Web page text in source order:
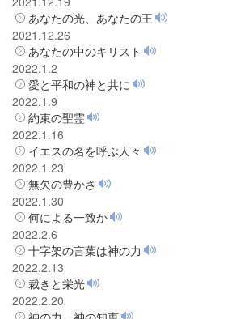
あなたの光、あなたの王
2021.12.26
あなたの中のキリスト
2022.1.2
愛と平和の神と共に
2022.1.9
約束の聖霊
2022.1.16
イエスの名を呼ぶ人々
2022.1.23
無欠の豊かさ
2022.1.30
何による一致か
2022.2.6
十字架の言葉は神の力
2022.2.13
裁きと栄光
2022.2.20